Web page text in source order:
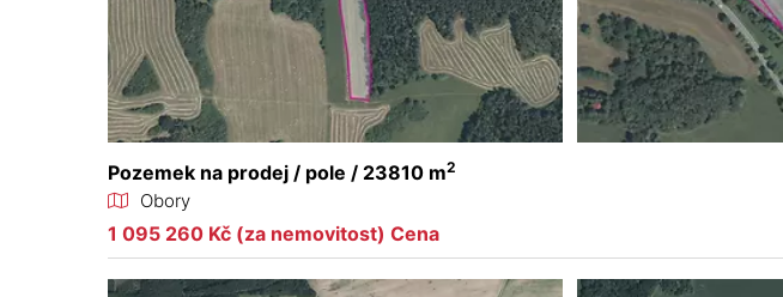
Pozemek na prodej / pole / 23810 m2
Obory
1 095 260 Kč (za nemovitost) Cena